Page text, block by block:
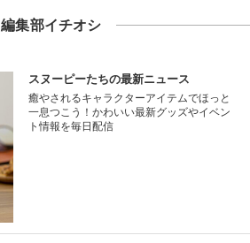
編集部イチオシ
スヌーピーたちの最新ニュース
癒やされるキャラクターアイテムでほっと
一息つこう！かわいい最新グッズやイベン
ト情報を毎日配信